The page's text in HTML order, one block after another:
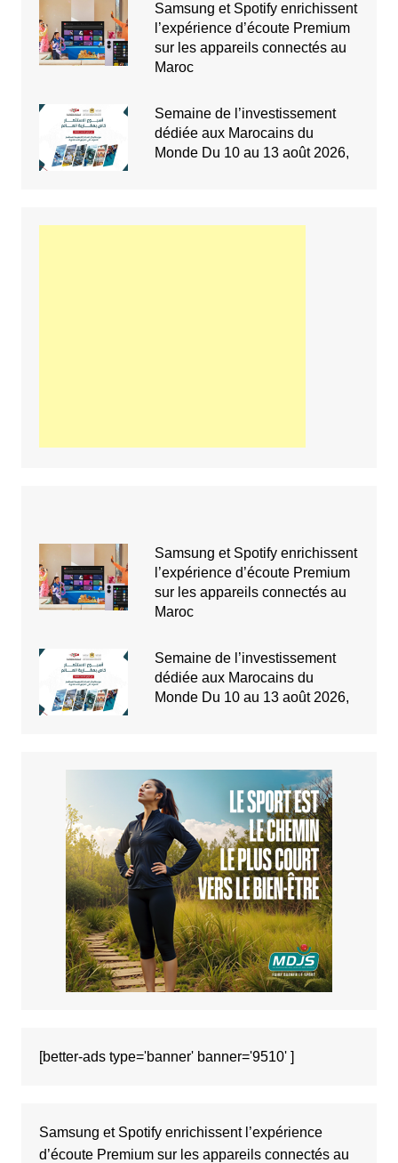
Samsung et Spotify enrichissent
l’expérience d’écoute Premium
sur les appareils connectés au
Maroc
Semaine de l’investissement
dédiée aux Marocains du
Monde Du 10 au 13 août 2026,
Samsung et Spotify enrichissent
l’expérience d’écoute Premium
sur les appareils connectés au
Maroc
Semaine de l’investissement
dédiée aux Marocains du
Monde Du 10 au 13 août 2026,
[better-ads type='banner' banner='9510' ]
Samsung et Spotify enrichissent l’expérience
d’écoute Premium sur les appareils connectés au